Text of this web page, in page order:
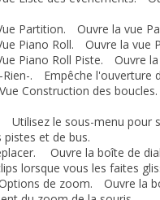
Partition. Ouvre la vue
Piano Roll. Ouvre la vue
Piano Roll Piste. Ouvre la
. Empêche l'ouverture
Construction des boucles.
Utilisez le sous-menu pour
et de bus.
Ouvre la boîte de
lorsque vous les faites
de zoom. Ouvre la